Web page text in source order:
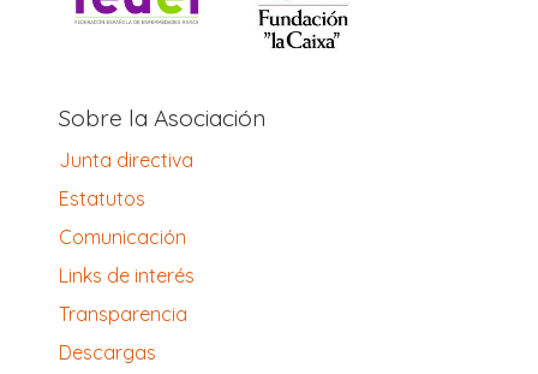
Sobre la Asociación
Junta directiva
Estatutos
Comunicación
Links de interés
Transparencia
Descargas